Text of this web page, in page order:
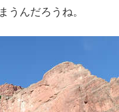
うんだろうね。